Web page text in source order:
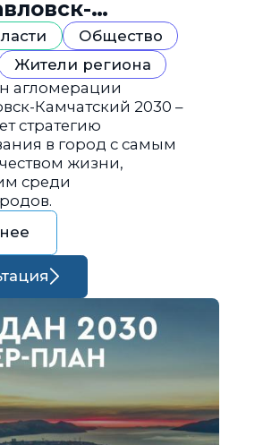
2030Общество
Жители региона
агломерации
Камчатский 2030 –
стратегию
в город с самым
жизни,
среди